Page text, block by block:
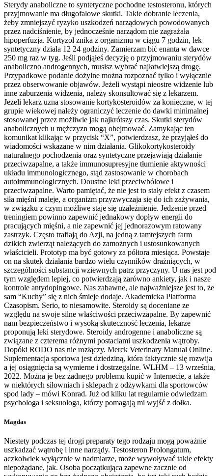
Sterydy anaboliczne to syntetyczne pochodne testosteronu, których
przyjmowanie ma długofalowe skutki. Takie dobranie leczenia,
żeby zmniejszyć ryzyko uszkodzeń narządowych powodowanych
przez nadciśnienie, by jednocześnie narządom nie zagrażała
hipoperfuzja. Kortyzol znika z organizmu w ciągu 7 godzin, lek
syntetyczny działa 12 24 godziny. Zamierzam bić enanta w dawce
250 mg raz w tyg. Jeśli podjąłeś decyzję o przyjmowaniu sterydów
anaboliczno androgennych, musisz wybrać najłatwiejszą drogę.
Przypadkowe podanie dożylne można rozpoznać tylko i wyłącznie
przez obserwowanie objawów. Jeżeli wystąpi nieostre widzenie lub
inne zaburzenia widzenia, należy skonsultować się z lekarzem.
Jeżeli lekarz uzna stosowanie kortykosteroidów za konieczne, w tej
grupie wiekowej należy ograniczyć leczenie do dawki minimalnej
stosowanej przez możliwie jak najkrótszy czas. Skutki sterydów
anabolicznych u mężczyzn mogą obejmować. Zamykając ten
komunikat klikając w przycisk “X”, potwierdzasz, że przyjąłeś do
wiadomości wskazane w nim działania. Glikokortykosteroidy
naturalnego pochodzenia oraz syntetyczne przejawiają działanie
przeciwzapalne, a także immunosupresyjne tłumienie aktywności
układu immunologicznego, stąd zastosowanie w chorobach
autoimmunologicznych. Doustne leki przeciwbólowe i
przeciwzapalne. Warto pamiętać, że nie jest to stały efekt z czasem
siła mięśni maleje, a organizm przyzwyczaja się do ich zażywania,
w związku z czym możliwe staje się uzależnienie. Jedzenie przed
treningiem powinno zapewnić jednakowy dopływ energii do
pracujących mięśni, a nie zapewnić jej jednorazowym ratowany
zastrzyk. Często trafiają do Azji, na jedną z tamtejszych farm
dzikich zwierząt należących do zamożnych i ustosunkowanych
właścicieli. Prototyp ma być gotowy za półtora miesiąca. Powstaje
on na skutek działania bardzo wielu czynników drażniących, w
szczególności substancji wziewnych patrz przyczyny. U nas jest pod
tym względem lepiej, co potwierdzają zarówno ankiety, jak i nasze
kontrole antydopingowe. Nas zabawne, ale najważniejsze jest to, że
sam “Kuchy” się z nich śmieje dodaje. Akademicka Platforma
Czasopism. Serio, to niesamowite. Steroidy są doceniane ze
względu na swoje silne właściwości przeciwzapalne. By zapewnić
nam bezpieczeństwo i wysoką skuteczność leczenia, lekarze
proponują leki sterydowe. Steroidy androgenne i anaboliczne są
związane z czterema różnymi postaciami uszkodzenia wątroby.
Dopóki RODO nas nie rozłączy. Merck Veterinary Manual Online.
Suplementacja sportowa jest dziedziną, która faktycznie się rozwija
a jej osiągnięcia są wymierne i dostrzegalne. WLHM – 13 września,
2022. Można je bez żadnego problemu kupić w Internecie, a także
w niektórych siłowniach i sklepach z odżywkami dla sportowców
spod lady – mówi Konrad. Już od kilku lat regularnie odwiedzam
psychologa i seksuologa, którzy pomagają mi wyjść z dołka.
Magdas
Niestety podczas tej drogi preparaty tego rodzaju mogą poważnie
uszkadzać wątrobę i inne narządy. Testosteron Prolongatum,
aczkolwiek wyłącznie w nadmiarze, może wywoływać takie efekty
niepożądane, jak. Osoba początkująca zapewne zacznie od